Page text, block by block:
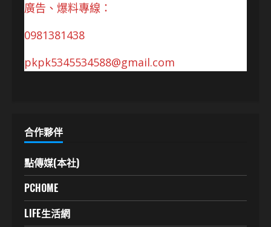
廣告、爆料專線：
0981381438
pkpk5345534588@gmail.com
合作夥伴
點傳媒(本社)
PCHOME
LIFE生活網